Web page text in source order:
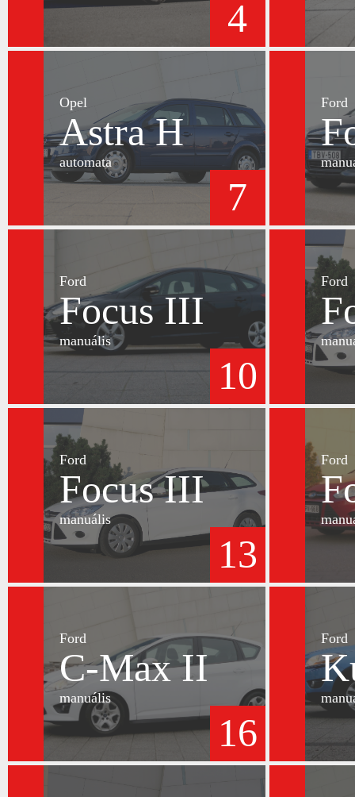
4
Opel
Astra H
automata
7
Ford
Ford
Focus III
manuális
10
Ford
Ford
Focus III
manuális
13
Ford
Ford
C-Max II
manuális
16
Ford